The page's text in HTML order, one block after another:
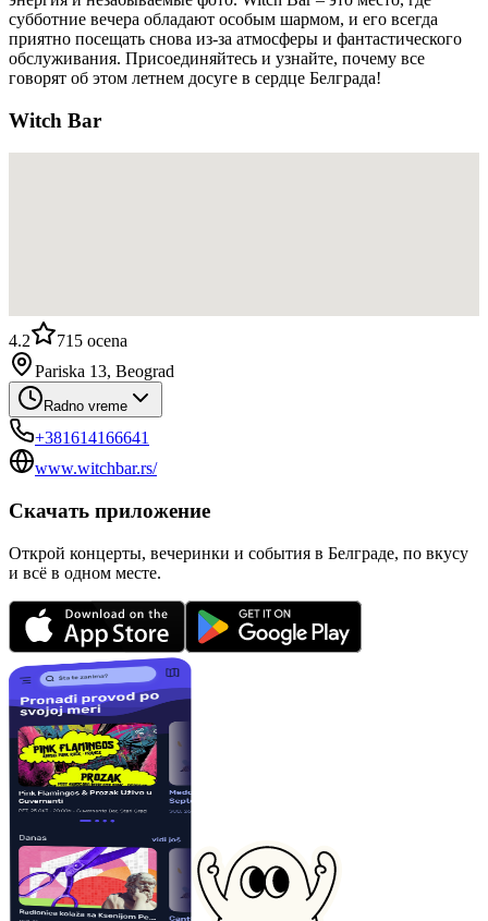
субботние вечера обладают особым шармом, и его всегда
приятно посещать снова из-за атмосферы и фантастического
обслуживания. Присоединяйтесь и узнайте, почему все
говорят об этом летнем досуге в сердце Белграда!
Witch Bar
4.2 715 ocena
Pariska 13, Beograd
Radno vreme
+381614166641
www.witchbar.rs/
Скачать приложение
Открой концерты, вечеринки и события в Белграде, по вкусу
и всё в одном месте.